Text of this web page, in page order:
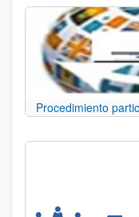
Procedimiento